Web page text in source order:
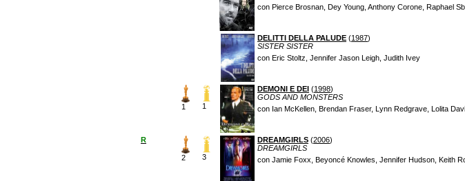
con Pierce Brosnan, Dey Young, Anthony Corone, Raphael
DELITTI DELLA PALUDE (1987)
SISTER SISTER
con Eric Stoltz, Jennifer Jason Leigh, Judith Ivey
1 1
DEMONI E DEI (1998)
GODS AND MONSTERS
con Ian McKellen, Brendan Fraser, Lynn Redgrave, Lolita
R
2 3
DREAMGIRLS (2006)
DREAMGIRLS
con Jamie Foxx, Beyoncé Knowles, Jennifer Hudson, Keith